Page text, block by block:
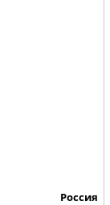
Россия